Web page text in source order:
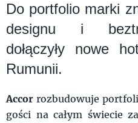
Do portfolio marki
designu i
dołączyły nowe
Rumunii.
Accor rozbudowuje
gości na całym świecie